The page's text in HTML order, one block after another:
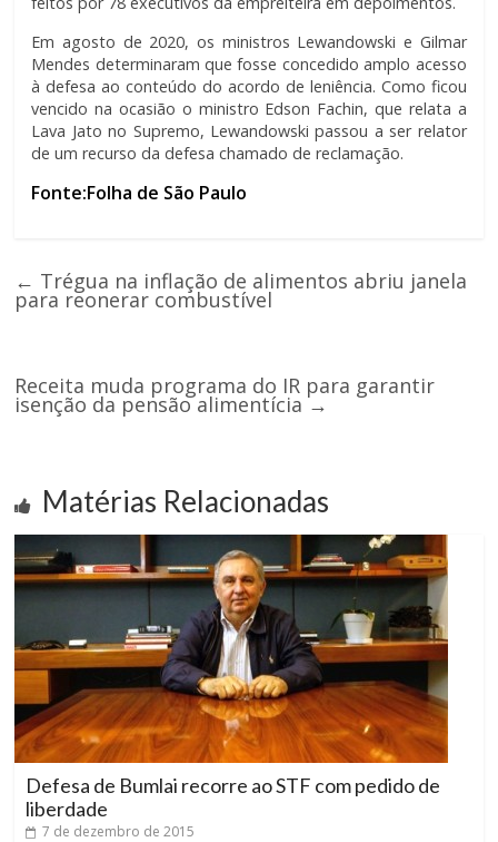
Em agosto de 2020, os ministros Lewandowski e Gilmar
Mendes determinaram que fosse concedido amplo acesso
à defesa ao conteúdo do acordo de leniência. Como ficou
vencido na ocasião o ministro Edson Fachin, que relata a
Lava Jato no Supremo, Lewandowski passou a ser relator
de um recurso da defesa chamado de reclamação.
Fonte:Folha de São Paulo
← Trégua na inflação de alimentos abriu janela
para reonerar combustível
Receita muda programa do IR para garantir
isenção da pensão alimentícia→
Matérias Relacionadas
Defesa de Bumlai recorre ao STF com pedido de
liberdade
7 de dezembro de 2015